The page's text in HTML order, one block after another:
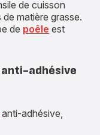
de cuisson
matière grasse.
de poêle est
anti-adhésive
anti-adhésive,